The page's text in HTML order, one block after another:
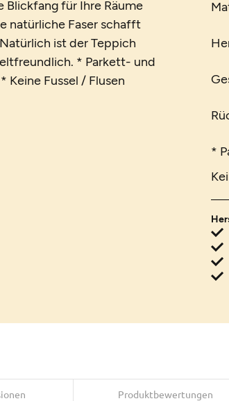
Blickfang für Ihre Räume
natürliche Faser schafft
ist der Teppich
* Parkett- und
Fussel / Flusen
*
Produktbewertungen